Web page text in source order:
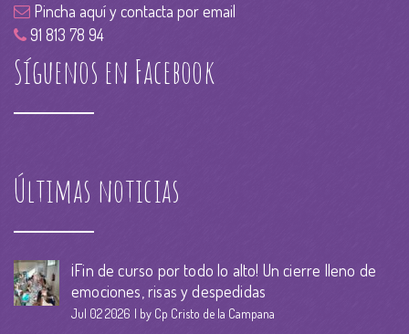
Pincha aquí y contacta por email
91 813 78 94
Síguenos en Facebook
Últimas noticias
¡Fin de curso por todo lo alto! Un cierre lleno de
emociones, risas y despedidas
Jul 02 2026 by Cp Cristo de la Campana